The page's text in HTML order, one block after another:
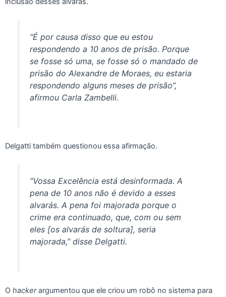
“É por causa disso que eu estou
respondendo a 10 anos de prisão. Porque
se fosse só uma, se fosse só o mandado de
prisão do Alexandre de Moraes, eu estaria
respondendo alguns meses de prisão”,
afirmou Carla Zambelli.
Delgatti também questionou essa afirmação.
“Vossa Excelência está desinformada. A
pena de 10 anos não é devido a esses
alvarás. A pena foi majorada porque o
crime era continuado, que, com ou sem
eles [os alvarás de soltura], seria
majorada,” disse Delgatti.
O hackerargumentou que ele criou um robô no sistema para